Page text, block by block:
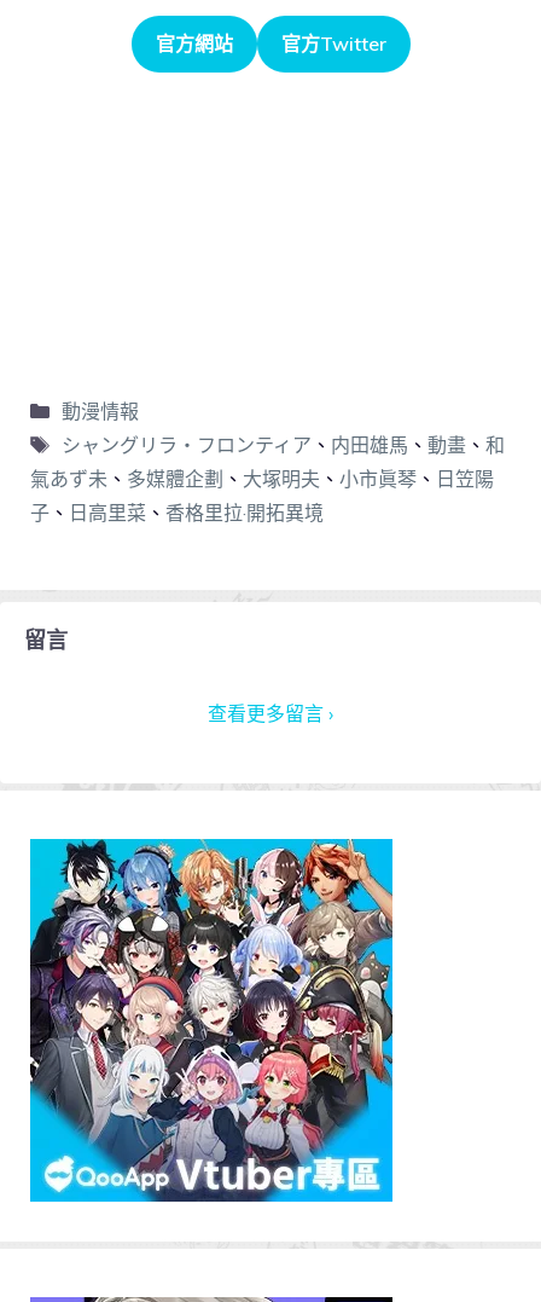
官方網站 官方Twitter
動漫情報
シャングリラ・フロンティア 、 内田雄馬 、 動畫、 和
氣あず未 、 多媒體企劃 、 大塚明夫 、 小市眞琴 、 日笠陽
子 、 日高里菜 、 香格里拉·開拓異境
留言
查看更多留言 ›